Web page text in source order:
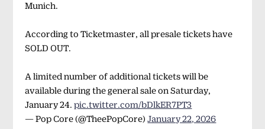
Munich.
According to Ticketmaster, all presale tickets have
SOLD OUT.
A limited number of additional tickets will be
available during the general sale on Saturday,
January 24.pic.twitter.com/bDlkER7PT3
— Pop Core (@TheePopCore)January 22, 2026